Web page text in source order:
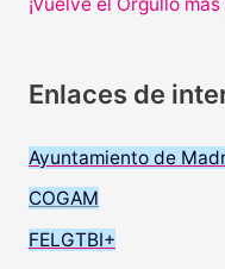
Enlaces de
Ayuntamiento de
COGAM
FELGTBI+